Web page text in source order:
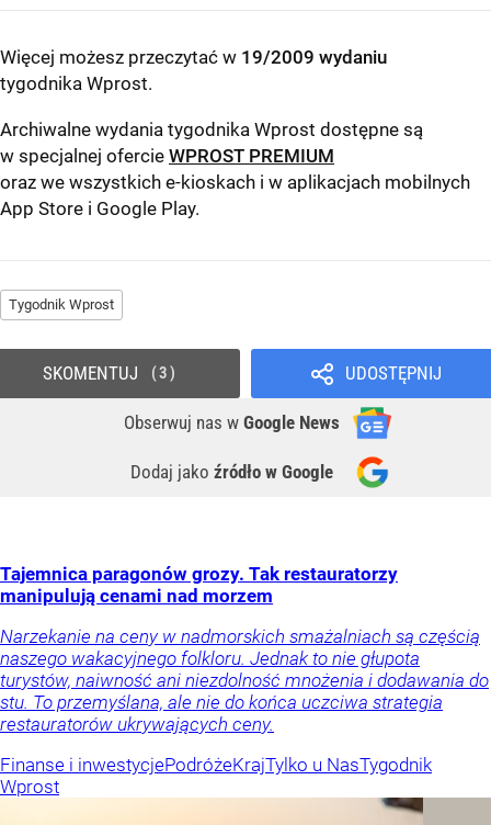
Więcej możesz przeczytać w 19/2009 wydaniu
tygodnika Wprost.
Archiwalne wydania tygodnika Wprost dostępne są
w specjalnej ofercie WPROST PREMIUM
oraz we wszystkich e-kioskach i w aplikacjach mobilnych
App Store i Google Play.
Tygodnik Wprost
UDOSTĘPNIJ
Obserwuj nas w Google News
Dodaj jako źródło w Google
SKOMENTUJ 3
Tajemnica paragonów grozy. Tak restauratorzy
manipulują cenami nad morzem
Narzekanie na ceny w nadmorskich smażalniach są częścią
naszego wakacyjnego folkloru. Jednak to nie głupota
turystów, naiwność ani niezdolność mnożenia i dodawania do
stu. To przemyślana, ale nie do końca uczciwa strategia
restauratorów ukrywających ceny.
Finanse i inwestycjePodróżeKrajTylko u NasTygodnik
Wprost